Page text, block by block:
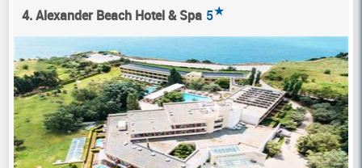
4. Alexander Beach Hotel & Spa 5★